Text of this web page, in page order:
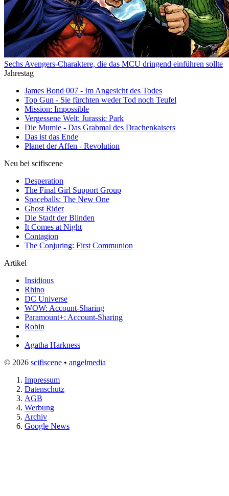
Sechs Avengers-Charaktere, die das MCU dringend einführen sollte
Jahrestag
James Bond 007 - Im Angesicht des Todes
Top Gun - Sie fürchten weder Tod noch Teufel
Mission: Impossible
Vergessene Welt: Jurassic Park
Die Mumie - Das Grabmal des Drachenkaisers
Das ist das Ende
Planet der Affen - Revolution
Neu bei scifiscene
Desperation
The Final Girl Support Group
Spaceballs: The New One
Ghost Rider
Die Stadt der Blinden
It Comes at Night
Contagion
The Conjuring: First Communion
Artikel
Insidious
Rhino
DC Universe
WOW: Account-Sharing
Paramount+: Account-Sharing
Robin
Agatha Harkness
© 2026 scifiscene • angelmedia
Impressum
Datenschutz
AGB
Werbung
Archiv
Google News